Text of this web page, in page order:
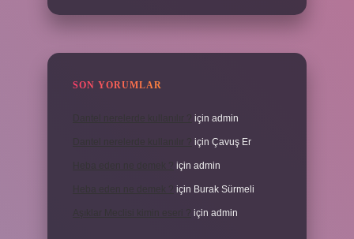
SON YORUMLAR
için admin
için Çavuş Er
için admin
için Burak Sürmeli
için admin